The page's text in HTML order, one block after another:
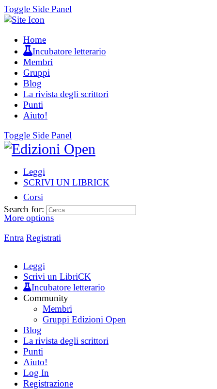
Toggle Side Panel
Home
Incubatore letterario
Membri
Gruppi
Blog
La rivista degli scrittori
Punti
Aiuto!
Toggle Side Panel
Leggi
SCRIVI UN LIBRICK
Corsi
More options
Entra Registrati
Search for:
Leggi
Scrivi un LibriCK
Incubatore letterario
Community
Membri
Gruppi Edizioni Open
Blog
La rivista degli scrittori
Punti
Aiuto!
Log In
Registrazione